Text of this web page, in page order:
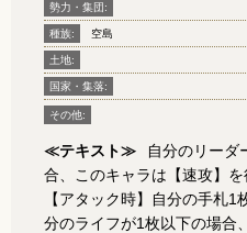
勢力・集団:
種族: 空島
土地:
国家・集落:
その他:
≪テキスト≫
自分のリーダ
合、このキャラは【速攻】を
【アタック時】自分の手札
分のライフが1枚以下の場合